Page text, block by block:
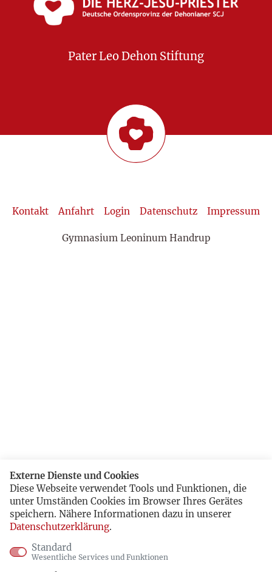
Pater Leo Dehon Stiftung
Kontakt Anfahrt Login Datenschutz Impressum
Gymnasium Leoninum Handrup
Externe Dienste und Cookies
Diese Webseite verwendet Tools und Funktionen, die
unter Umständen Cookies im Browser Ihres Gerätes
speichern. Nähere Informationen dazu in unserer
Datenschutzerklärung.
Standard
Wesentliche Services und Funktionen